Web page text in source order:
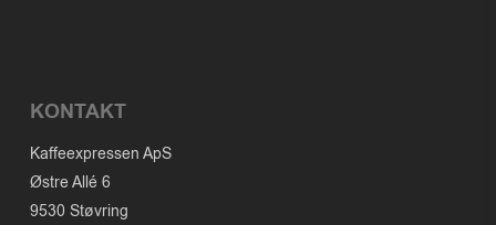
KONTAKT
Kaffeexpressen ApS
Østre Allé 6
9530 Støvring